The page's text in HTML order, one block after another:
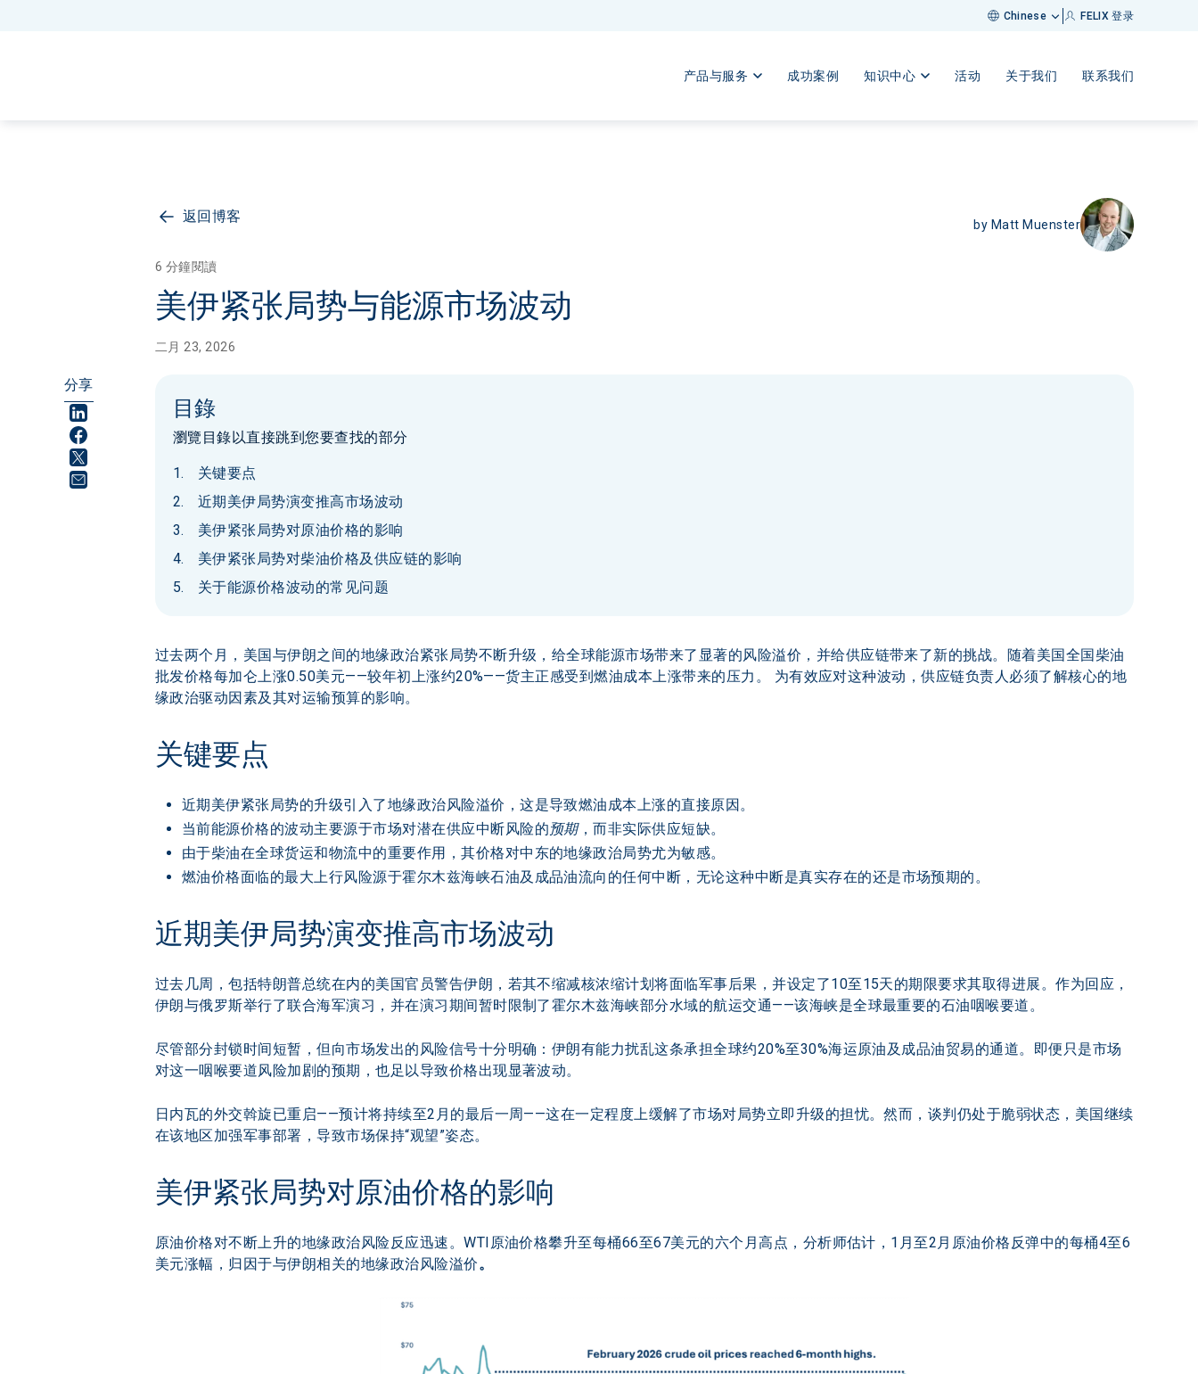
Chinese FELIX 登录
产品与服务 成功案例 知识中心 活动 关于我们 联系我们
返回博客 by Matt Muenster
6 分鐘閱讀
美伊紧张局势与能源市场波动
二月 23, 2026
分享
目錄
瀏覽目錄以直接跳到您要查找的部分
关键要点
近期美伊局势演变推高市场波动
美伊紧张局势对原油价格的影响
美伊紧张局势对柴油价格及供应链的影响
关于能源价格波动的常见问题
过去两个月，美国与伊朗之间的地缘政治紧张局势不断升级，给全球能源市场带来了显著的风险溢价，并给供应链带来了新的挑战。随着美国全国柴油
批发价格每加仑上涨0.50美元——较年初上涨约20%——货主正感受到燃油成本上涨带来的压力。 为有效应对这种波动，供应链负责人必须了解核心的地
缘政治驱动因素及其对运输预算的影响。
关键要点
近期美伊紧张局势的升级引入了地缘政治风险溢价，这是导致燃油成本上涨的直接原因。
当前能源价格的波动主要源于市场对潜在供应中断风险的预期，而非实际供应短缺。
由于柴油在全球货运和物流中的重要作用，其价格对中东的地缘政治局势尤为敏感。
燃油价格面临的最大上行风险源于霍尔木兹海峡石油及成品油流向的任何中断，无论这种中断是真实存在的还是市场预期的。
近期美伊局势演变推高市场波动
过去几周，包括特朗普总统在内的美国官员警告伊朗，若其不缩减核浓缩计划将面临军事后果，并设定了10至15天的期限要求其取得进展。作为回应，
伊朗与俄罗斯举行了联合海军演习，并在演习期间暂时限制了霍尔木兹海峡部分水域的航运交通——该海峡是全球最重要的石油咽喉要道。
尽管部分封锁时间短暂，但向市场发出的风险信号十分明确：伊朗有能力扰乱这条承担全球约20%至30%海运原油及成品油贸易的通道。即便只是市场
对这一咽喉要道风险加剧的预期，也足以导致价格出现显著波动。
日内瓦的外交斡旋已重启——预计将持续至2月的最后一周——这在一定程度上缓解了市场对局势立即升级的担忧。然而，谈判仍处于脆弱状态，美国继续
在该地区加强军事部署，导致市场保持“观望”姿态。
美伊紧张局势对原油价格的影响
原油价格对不断上升的地缘政治风险反应迅速。WTI原油价格攀升至每桶66至67美元的六个月高点，分析师估计，1月至2月原油价格反弹中的每桶4至6
美元涨幅，归因于与伊朗相关的地缘政治风险溢价。